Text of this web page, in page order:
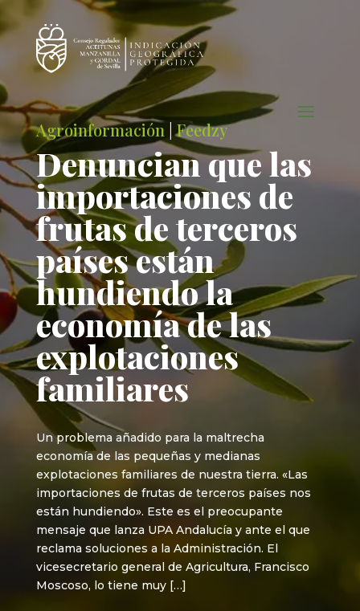
Agroinformación |Feedzy
Denuncian que las
importaciones de
frutas de terceros
países están
hundiendo la
economía de las
explotaciones
familiares
Un problema añadido para la maltrecha
economía de las pequeñas y medianas
explotaciones familiares de nuestra tierra. «Las
importaciones de frutas de terceros países nos
están hundiendo». Este es el preocupante
mensaje que lanza UPA Andalucía y ante el que
reclama soluciones a la Administración. El
vicesecretario general de Agricultura, Francisco
Moscoso, lo tiene muy […]